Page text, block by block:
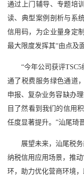
通过上门辅导、专题培
读、典型案例剖析与系
信用码，为企业量身定
最大限度发挥其“由点及
“今年公司获评
通了税费服务绿色通道
申报、复杂业务容缺办
目了然看到我们的信用
任度显著提升。”汕尾琦
展望未来，汕尾税
纳税信用应用场景，推
环，助力优化营商环境，